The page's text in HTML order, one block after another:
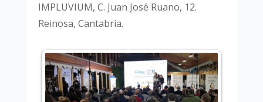
IMPLUVIUM, C. Juan José Ruano, 12.
Reinosa, Cantabria.